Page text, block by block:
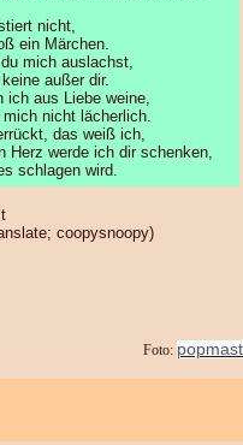
nicht,
ein Märchen.
mich auslachst,
außer dir.
ich aus Liebe weine,
mich nicht lächerlich.
das weiß ich,
Herz werde ich dir schenken,
schlagen wird.
coopysnoopy)
Foto: